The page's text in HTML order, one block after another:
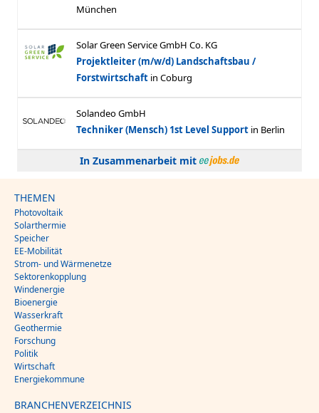
In Zusammenarbeit mit
THEMEN
Photovoltaik
Solarthermie
Speicher
EE-Mobilität
Strom- und Wärmenetze
Sektorenkopplung
Windenergie
Bioenergie
Wasserkraft
Geothermie
Forschung
Politik
Wirtschaft
Energiekommune
BRANCHENVERZEICHNIS